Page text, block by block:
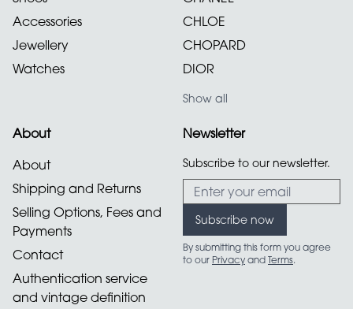
Accessories
Jewellery
Watches
CHLOE
CHOPARD
DIOR
Show all
About
About
Shipping and Returns
Selling Options, Fees and
Payments
Contact
Authentication service
and vintage definition
Newsletter
Subscribe to our newsletter.
Email address
Subscribe now
By submitting this form you agree
to our Privacy and Terms.